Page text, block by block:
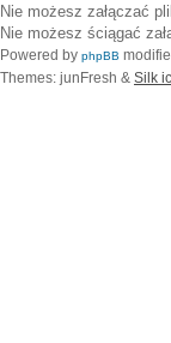
Nie możesz załączać
Nie możesz ściągać
Powered by phpBB
Themes: junFresh & Silk